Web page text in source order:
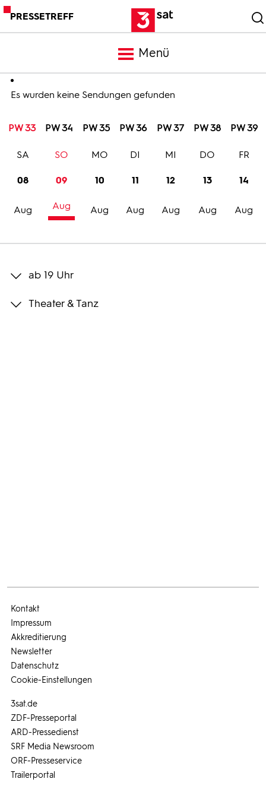
PRESSETREFF
Menü
Meldungen
Programm
Trailer
Bilder
Es wurden keine Sendungen gefunden
PW 33 PW 34 PW 35 PW 36 PW 37 PW 38 PW 39
08
Aug
SA
09
Aug
SO
10
Aug
MO
11
Aug
DI
12
Aug
MI
13
Aug
DO
14
Aug
FR
ab 19 Uhr
Theater & Tanz
3sat.de
ZDF-Presseportal
ARD-Pressedienst
SRF Media Newsroom
ORF-Presseservice
Trailerportal
Kontakt
Impressum
Akkreditierung
Newsletter
Datenschutz
Cookie-Einstellungen